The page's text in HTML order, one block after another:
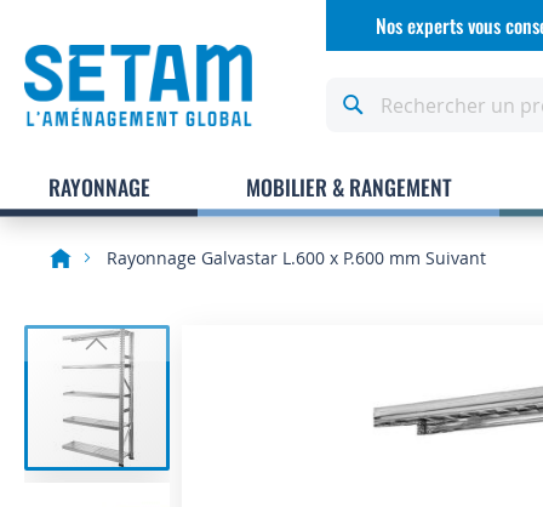
AllezNos experts vous
RAYONNAGE MOBILIER & RANGEMENT
Rayonnage Galvastar L.600 x P.600 mm Suivant
Skip
to